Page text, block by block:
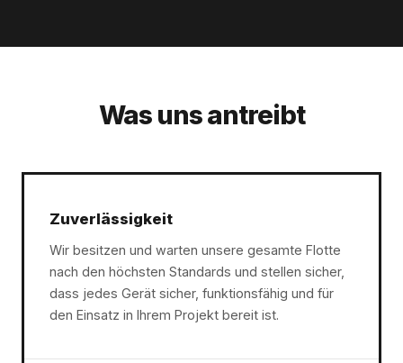
Was uns antreibt
Zuverlässigkeit
Wir besitzen und warten unsere gesamte Flotte
nach den höchsten Standards und stellen sicher,
dass jedes Gerät sicher, funktionsfähig und für
den Einsatz in Ihrem Projekt bereit ist.